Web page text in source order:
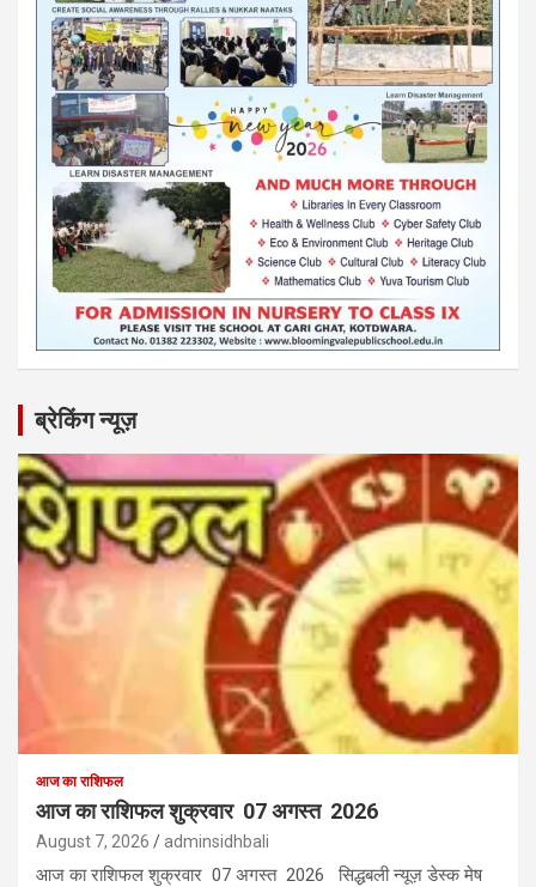
ब्रेकिंग न्यूज़
आज का राशिफल
आज का राशिफल शुक्रवार 07 अगस्त 2026
August 7, 2026 adminsidhbali
आज का राशिफल शुक्रवार 07 अगस्त 2026 सिद्धबली न्यूज़ डेस्क मेष